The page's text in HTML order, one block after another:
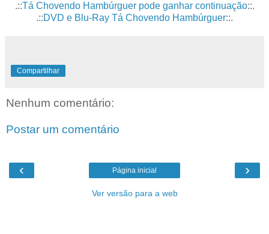
.::Tá Chovendo Hambúrguer pode ganhar continuação::.
.::DVD e Blu-Ray Tá Chovendo Hambúrguer::.
Compartilhar
Nenhum comentário:
Postar um comentário
‹ ›
Página inicial
Ver versão para a web